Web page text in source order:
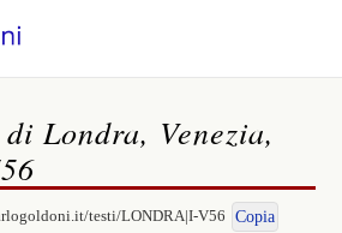
Londra, Venezia,
testi/LONDRA|I-V56 Copia